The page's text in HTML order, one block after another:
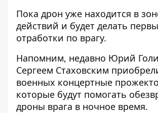
Пока дрон уже находится в
действий и будет делать
отработки по врагу.
Напомним, недавно Юрий
Сергеем Стаховским
военных концертные
которые будут помогать
дроны врага в ночное время.